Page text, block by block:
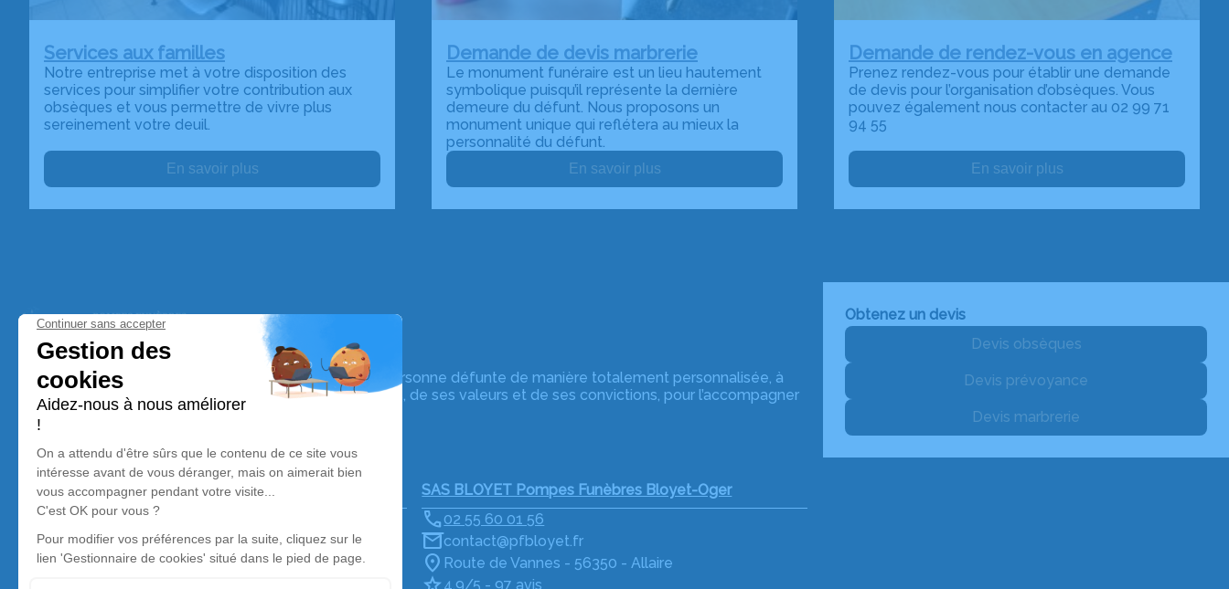
Services aux familles
Notre entreprise met à votre disposition des
services pour simplifier votre contribution aux
obsèques et vous permettre de vivre plus
sereinement votre deuil.
En savoir plus
Demande de devis marbrerie
Le monument funéraire est un lieu hautement
symbolique puisqu’il représente la dernière
demeure du défunt. Nous proposons un
monument unique qui reflétera au mieux la
personnalité du défunt.
En savoir plus
Demande de rendez-vous en agence
Prenez rendez-vous pour établir une demande
de devis pour l’organisation d’obsèques. Vous
pouvez également nous contacter au 02 99 71
94 55
En savoir plus
Pompes Funèbres Bloyet
Nos équipes vous aident à honorer la mémoire de la personne défunte de manière totalement personnalisée, à
perpétuer son souvenir dans le respect de ses volontés, de ses valeurs et de ses convictions, pour l’accompagner
avec dignité dans son dernier voyage.
Obtenez un devis
Devis obsèques
Devis prévoyance
Devis marbrerie
Nos agences
SAS Bloyet - Oger Pompes Funèbres
02 99 71 94 55
contact@pfbloyet.fr
31 les 4 vents - 35600 - Bains sur oust
SAS BLOYET Pompes Funèbres Bloyet-Oger
02 55 60 01 56
contact@pfbloyet.fr
Route de Vannes - 56350 - Allaire
4.9/5 - 97 avis